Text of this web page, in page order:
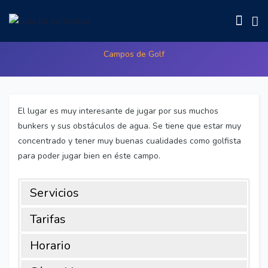
Campo Municipal el Golf Mataleñas
Campos de Golf
El lugar es muy interesante de jugar por sus muchos
bunkers y sus obstáculos de agua. Se tiene que estar muy
concentrado y tener muy buenas cualidades como golfista
para poder jugar bien en éste campo.
Servicios
Tarifas
Horario